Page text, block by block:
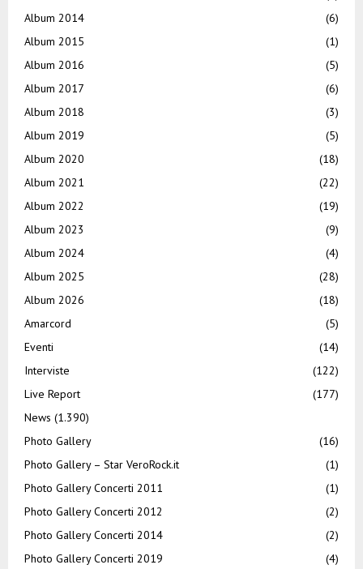
Album 2014
(6)
Album 2015
(1)
Album 2016
(5)
Album 2017
(6)
Album 2018
(3)
Album 2019
(5)
Album 2020
(18)
Album 2021
(22)
Album 2022
(19)
Album 2023
(9)
Album 2024
(4)
Album 2025
(28)
Album 2026
(18)
Amarcord
(5)
Eventi
(14)
Interviste
(122)
Live Report
(177)
News (1.390)
Photo Gallery
(16)
Photo Gallery – Star VeroRock.it
(1)
Photo Gallery Concerti 2011
(1)
Photo Gallery Concerti 2012
(2)
Photo Gallery Concerti 2014
(2)
Photo Gallery Concerti 2019
(4)